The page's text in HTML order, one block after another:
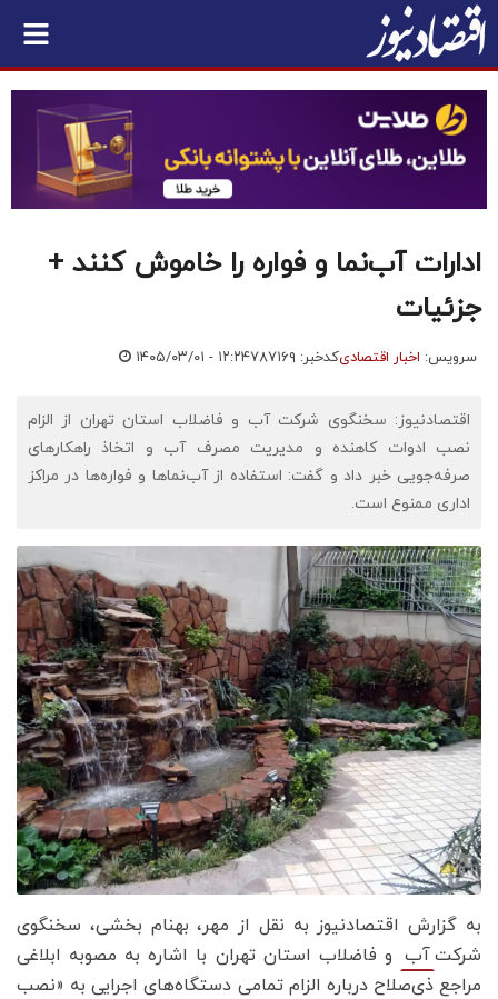
ادارات آب‌نما و فواره را خاموش کنند +
جزئیات
سرویس: اخبار اقتصادیکدخبر: ۷۸۷۱۶۹ ۱۴۰۵/۰۳/۰۱ - ۱۲:۲۴
اقتصادنیوز: سخنگوی شرکت آب و فاضلاب استان تهران از الزام
نصب ادوات کاهنده و مدیریت مصرف آب و اتخاذ راهکارهای
صرفه‌جویی خبر داد و گفت: استفاده از آب‌نماها و فواره‌ها در مراکز
اداری ممنوع است.
به گزارش اقتصادنیوز به نقل از مهر، بهنام بخشی، سخنگوی
شرکتآب و فاضلاب استان تهران با اشاره به مصوبه ابلاغی
مراجع ذی‌صلاح درباره الزام تمامی دستگاه‌های اجرایی به «نصب